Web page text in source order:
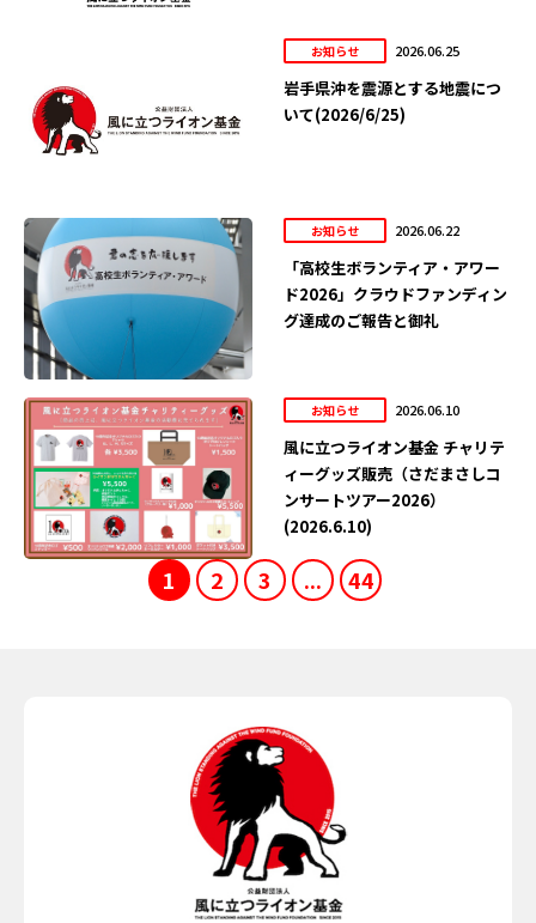
お知らせ 2026.06.25
岩手県沖を震源とする地震につ
いて(2026/6/25)
お知らせ 2026.06.22
「高校生ボランティア・アワー
ド2026」クラウドファンディン
グ達成のご報告と御礼
お知らせ 2026.06.10
風に立つライオン基金 チャリテ
ィーグッズ販売（さだまさしコ
ンサートツアー2026）
(2026.6.10)
1 2 3 ... 44